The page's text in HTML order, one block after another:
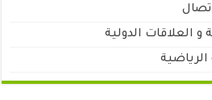
العلاقات الدولية
الرياضية